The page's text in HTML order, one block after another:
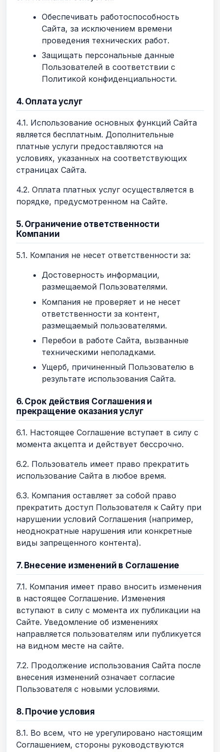
Обеспечивать работоспособность
Сайта, за исключением времени
проведения технических работ.
Защищать персональные данные
Пользователей в соответствии с
Политикой конфиденциальности.
4. Оплата услуг
4.1. Использование основных функций Сайта
является бесплатным. Дополнительные
платные услуги предоставляются на
условиях, указанных на соответствующих
страницах Сайта.
4.2. Оплата платных услуг осуществляется в
порядке, предусмотренном на Сайте.
5. Ограничение ответственности
Компании
5.1. Компания не несет ответственности за:
Достоверность информации,
размещаемой Пользователями.
Компания не проверяет и не несет
ответственности за контент,
размещаемый пользователями.
Перебои в работе Сайта, вызванные
техническими неполадками.
Ущерб, причиненный Пользователю в
результате использования Сайта.
6. Срок действия Соглашения и
прекращение оказания услуг
6.1. Настоящее Соглашение вступает в силу с
момента акцепта и действует бессрочно.
6.2. Пользователь имеет право прекратить
использование Сайта в любое время.
6.3. Компания оставляет за собой право
прекратить доступ Пользователя к Сайту при
нарушении условий Соглашения (например,
неоднократные нарушения или конкретные
виды запрещенного контента).
7. Внесение изменений в Соглашение
7.1. Компания имеет право вносить изменения
в настоящее Соглашение. Изменения
вступают в силу с момента их публикации на
Сайте. Уведомление об изменениях
направляется пользователям или публикуется
на видном месте на сайте.
7.2. Продолжение использования Сайта после
внесения изменений означает согласие
Пользователя с новыми условиями.
8. Прочие условия
8.1. Во всем, что не урегулировано настоящим
Соглашением, стороны руководствуются